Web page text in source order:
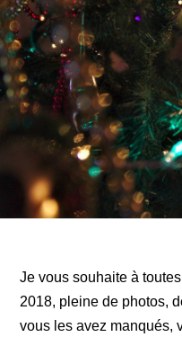
Je vous souhaite à
2018, pleine de photos,
vous les avez manqués,